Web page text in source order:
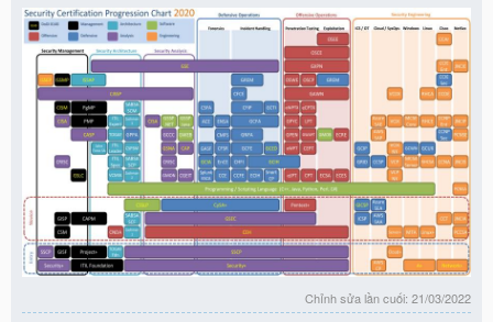
Chỉnh sửa lần cuối: 21/03/2022